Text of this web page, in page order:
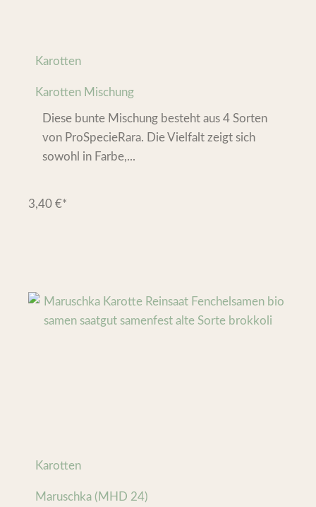
Karotten
Karotten Mischung
Diese bunte Mischung besteht aus 4 Sorten
von ProSpecieRara. Die Vielfalt zeigt sich
sowohl in Farbe,...
3,40 €*
Karotten
Maruschka (MHD 24)